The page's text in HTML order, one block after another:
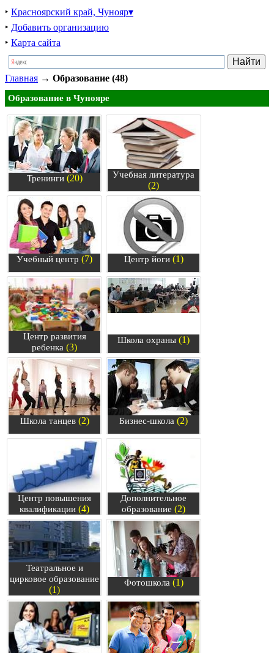
‣ Красноярский край, Чунояр▾
‣ Добавить организацию
‣ Карта сайта
Главная → Образование (48)
Образование в Чунояре
Тренинги(20) Учебная литература
(2)
Учебный центр (7) Центр йоги(1)
Центр развития
ребенка (3)
Школа охраны (1)
Школа танцев(2) Бизнес-школа (2)
Центр повышения
квалификации (4)
Дополнительное
образование (2)
Театральное и
цирковое образование
(1)
Фотошкола (1)